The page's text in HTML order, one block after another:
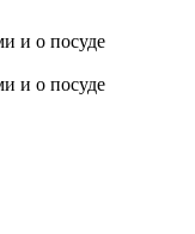
и о посуде
и о посуде